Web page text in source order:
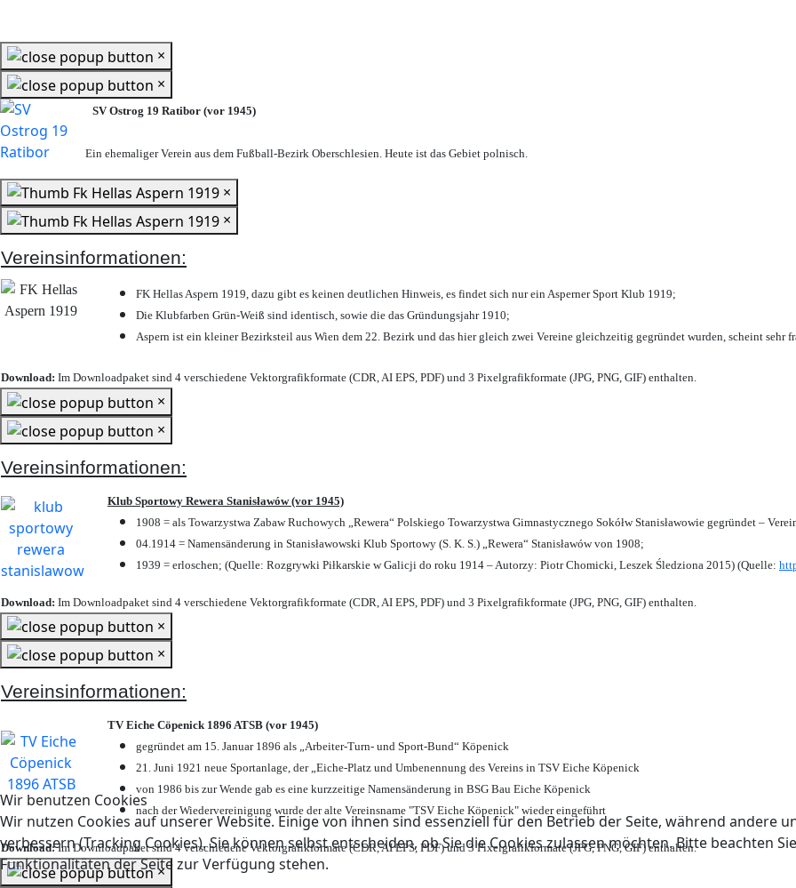
Wir benutzen Cookies
Wir nutzen Cookies auf unserer Website. Einige von ihnen sind essenziell für den Betrieb der Seite, während andere
verbessern (Tracking Cookies). Sie können selbst entscheiden, ob Sie die Cookies zulassen möchten. Bitte beachten
Funktionalitäten der Seite zur Verfügung stehen.
×
×
SV Ostrog 19 Ratibor (vor 1945)
Ein ehemaliger Verein aus dem Fußball-Bezirk Oberschlesien. Heute ist das Gebiet polnisch.
×
×
Vereinsinformationen:
FK Hellas Aspern 1919, dazu gibt es keinen deutlichen Hinweis, es findet sich nur ein Asperner Sport Klub 1919;
Die Klubfarben Grün-Weiß sind identisch, sowie die das Gründungsjahr 1910;
Aspern ist ein kleiner Bezirksteil aus Wien dem 22. Bezirk und das hier gleich zwei Vereine gleichzeitig gegründet wurden, scheint sehr
Download: Im Downloadpaket sind 4 verschiedene Vektorgrafikformate (CDR, AI EPS, PDF) und 3 Pixelgrafikformate (JPG, PNG, GIF) enthalten.
×
×
Vereinsinformationen:
Klub Sportowy Rewera Stanisławów (vor 1945)
1908 = als Towarzystwa Zabaw Ruchowych „Rewera“ Polskiego Towarzystwa Gimnastycznego Sokółw Stanisławowie gegründet –
04.1914 = Namensänderung in Stanisławowski Klub Sportowy (S. K. S.) „Rewera“ Stanisławów von 1908;
1939 = erloschen; (Quelle: Rozgrywki Piłkarskie w Galicji do roku 1914 – Autorzy: Piotr Chomicki, Leszek Śledziona 2015) (Quelle:
Download: Im Downloadpaket sind 4 verschiedene Vektorgrafikformate (CDR, AI EPS, PDF) und 3 Pixelgrafikformate (JPG, PNG, GIF) enthalten.
×
×
Vereinsinformationen:
TV Eiche Cöpenick 1896 ATSB (vor 1945)
gegründet am 15. Januar 1896 als „Arbeiter-Turn- und Sport-Bund“ Köpenick
21. Juni 1921 neue Sportanlage, der „Eiche-Platz und Umbenennung des Vereins in TSV Eiche Köpenick
von 1986 bis zur Wende gab es eine kurzzeitige Namensänderung in BSG Bau Eiche Köpenick
nach der Wiedervereinigung wurde der alte Vereinsname "TSV Eiche Köpenick" wieder eingeführt
Download:Im Downloadpaket sind 4 verschiedene Vektorgrafikformate (CDR, AI EPS, PDF) und 3 Pixelgrafikformate (JPG, PNG, GIF) enthalten.
×